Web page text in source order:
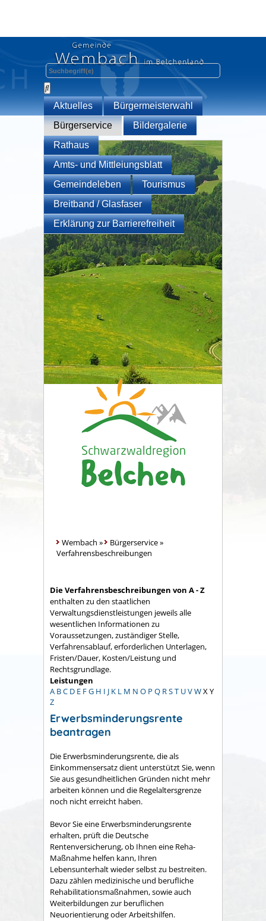
Aktuelles
Bürgermeisterwahl
Bürgerservice
Bildergalerie
Rathaus
Amts- und Mittleiungsblatt
Gemeindeleben
Tourismus
Breitband / Glasfaser
Erklärung zur Barrierefreiheit
Wembach » Bürgerservice»
Verfahrensbeschreibungen
Die Verfahrensbeschreibungen von A - Z
enthalten zu den staatlichen
Verwaltungsdienstleistungen jeweils alle
wesentlichen Informationen zu
Voraussetzungen, zuständiger Stelle,
Verfahrensablauf, erforderlichen Unterlagen,
Fristen/Dauer, Kosten/Leistung und
Rechtsgrundlage.
Leistungen
A BC D E FG H I J K L M N O P Q RST UVWX Y
Z
Erwerbsminderungsrente
beantragen
Die Erwerbsminderungsrente, die als
Einkommensersatz dient unterstützt Sie, wenn
Sie aus gesundheitlichen Gründen nicht mehr
arbeiten können und die Regelaltersgrenze
noch nicht erreicht haben.
Bevor Sie eine Erwerbsminderungsrente
erhalten, prüft die Deutsche
Rentenversicherung, ob Ihnen eine Reha-
Maßnahme helfen kann, Ihren
Lebensunterhalt wieder selbst zu bestreiten.
Dazu zählen medizinische und berufliche
Rehabilitationsmaßnahmen, sowie auch
Weiterbildungen zur beruflichen
Neuorientierung oder Arbeitshilfen.